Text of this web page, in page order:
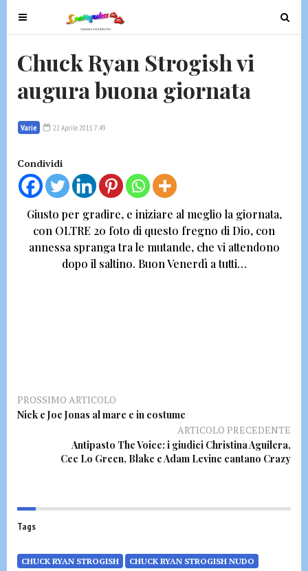
T
o
g
e
a
i
g
a
T
o
t
Chuck Ryan Strogish vi
augura buona giornata
Varie 22 Aprile 2011 7:49
Condividi
Giusto per gradire, e iniziare al meglio la giornata,
con OLTRE 20 foto di questo fregno di Dio, con
annessa spranga tra le mutande, che vi attendono
dopo il saltino. Buon Venerdì a tutti…
PROSSIMO ARTICOLO
Nick e Joe Jonas al mare e in costume
ARTICOLO PRECEDENTE
Antipasto The Voice: i giudici Christina Aguilera,
Cee Lo Green, Blake e Adam Levine cantano Crazy
Tags
CHUCK RYAN STROGISH CHUCK RYAN STROGISH NUDO